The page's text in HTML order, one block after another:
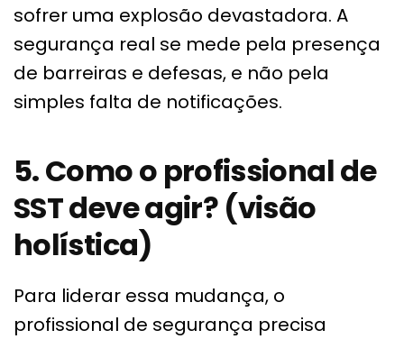
sofrer uma explosão devastadora. A
segurança real se mede pela presença
de barreiras e defesas, e não pela
simples falta de notificações.
5. Como o profissional de
SST deve agir? (visão
holística)
Para liderar essa mudança, o
profissional de segurança precisa